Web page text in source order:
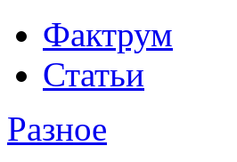
Фактрум
Статьи
Разное